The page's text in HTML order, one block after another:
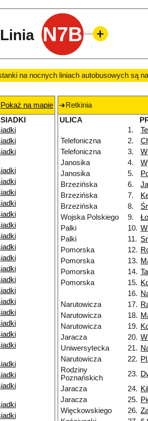
Linia N7B
na nocnych liniach autobusowych są
Pokaż na mapie
Retkinia
ULICA
1.
Telefoniczna
2.
Telefoniczna
3.
Janosika
4.
Janosika
5.
Brzezińska
6.
Brzezińska
7.
Brzezińska
8.
Wojska Polskiego
9.
Palki
10.
Palki
11.
Pomorska
12.
Pomorska
13.
Pomorska
14.
Pomorska
15.
16.
Narutowicza
17.
Narutowicza
18.
Narutowicza
19.
Jaracza
20.
Uniwersytecka
21.
Narutowicza
22.
Rodziny
Poznańskich
23.
Jaracza 24.
Jaracza
25.
Więckowskiego
26.